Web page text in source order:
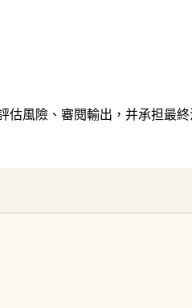
估風險、審閱輸出，并承担最